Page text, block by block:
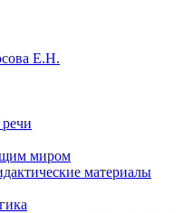
Е.Н.
миром
материалы